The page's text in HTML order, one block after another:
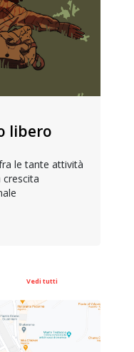
libero
le tante attività
crescita
Vedi tutti